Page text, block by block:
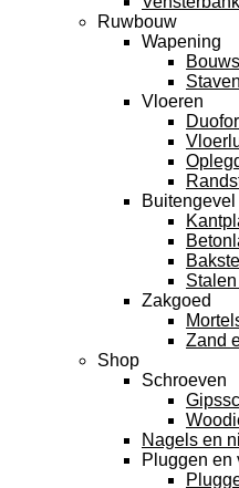
Ruwbouw
Wapening
Staven
Vloeren
Buitengevel
Zakgoed
Zand
Shop
Schroeven
Nagels en
Pluggen en